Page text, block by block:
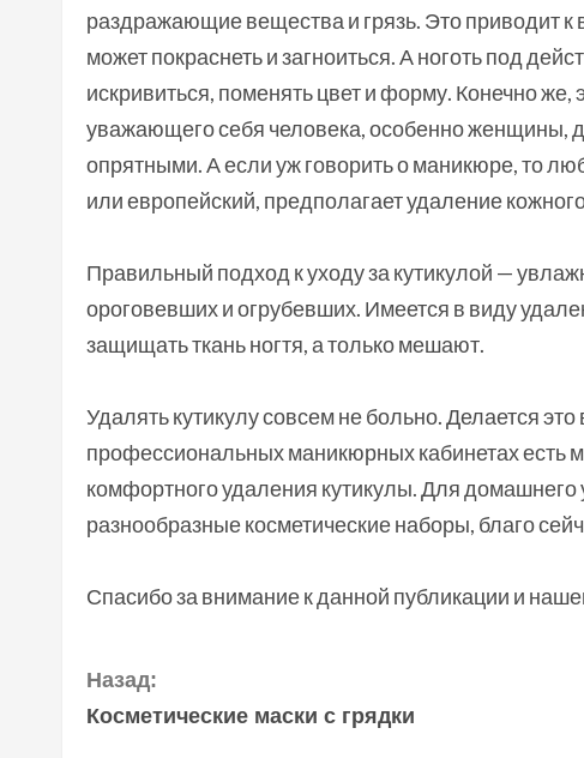
раздражающие вещества и грязь. Это приводит
может покраснеть и загноиться. А ноготь под
искривиться, поменять цвет и форму. Конечно же,
уважающего себя человека, особенно женщины,
опрятными. А если уж говорить о маникюре, то
или европейский, предполагает удаление
Правильный подход к уходу за кутикулой —
ороговевших и огрубевших. Имеется в виду
защищать ткань ногтя, а только мешают.
Удалять кутикулу совсем не больно. Делается
профессиональных маникюрных кабинетах есть
комфортного удаления кутикулы. Для домашнего
разнообразные косметические наборы, благо
Спасибо за внимание к данной публикации и
П
р
Назад:
Косметические маски с грядки